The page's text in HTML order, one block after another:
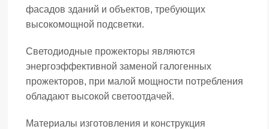
фасадов зданий и объектов, требующих
высокомощной подсветки.
Светодиодные прожекторы являются
энергоэффективной заменой галогенных
прожекторов, при малой мощности потребления
обладают высокой светоотдачей.
Материалы изготовления и конструкция